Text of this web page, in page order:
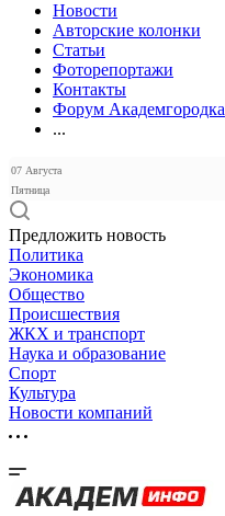
Новости
Авторские колонки
Статьи
Фоторепортажи
Контакты
Форум Академгородка
...
07 Августа
Пятница
Предложить новость
Политика
Экономика
Общество
Происшествия
ЖКХ и транспорт
Наука и образование
Спорт
Культура
Новости компаний